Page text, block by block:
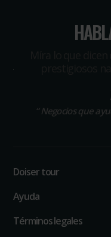
“Negocios que
Doiser tour
Ayuda
Términos legales